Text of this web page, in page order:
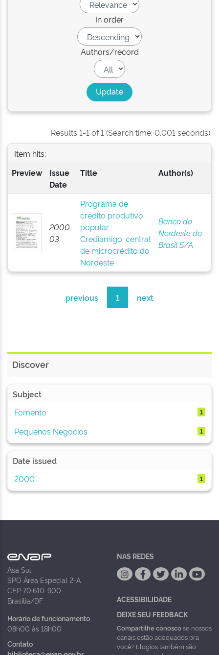
In order
Authors/record
Results 1-1 of 1 (Search time: 0.001 seconds).
Item hits:
Preview
Issue
Date
Title Author(s)
2000-
03
Programa de
crédito produtivo
popular
Crediamigo: central
de microcrédito do
Nordeste
Banco do
Nordeste do
Brasil S/A
previous 1 next
Discover
Subject
Fomento
1
Pequenos Negócios 1
Date issued
2000
1
Asa Sul
SPO Área Especial 2-A
CEP 70.610-900
Brasília/DF
Horário de funcionamento
08h00 às 18h00
Contato
NAS REDES
ACESSIBILIDADE
DEIXE SEU FEEDBACK
Compartilhe conoscose nossos
canais estão adequados pra
você? Elogios também são